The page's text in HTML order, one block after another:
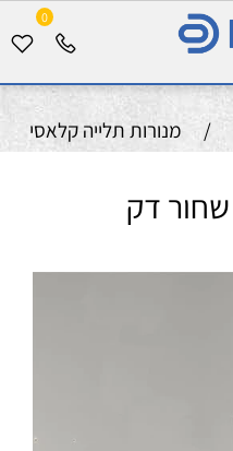
0
/ מנורות תלייה קלאסי